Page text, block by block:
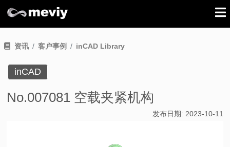
资讯 客户事例 inCAD Library
inCAD
No.007081 空载夹紧机构
发布日期: 2023-10-11